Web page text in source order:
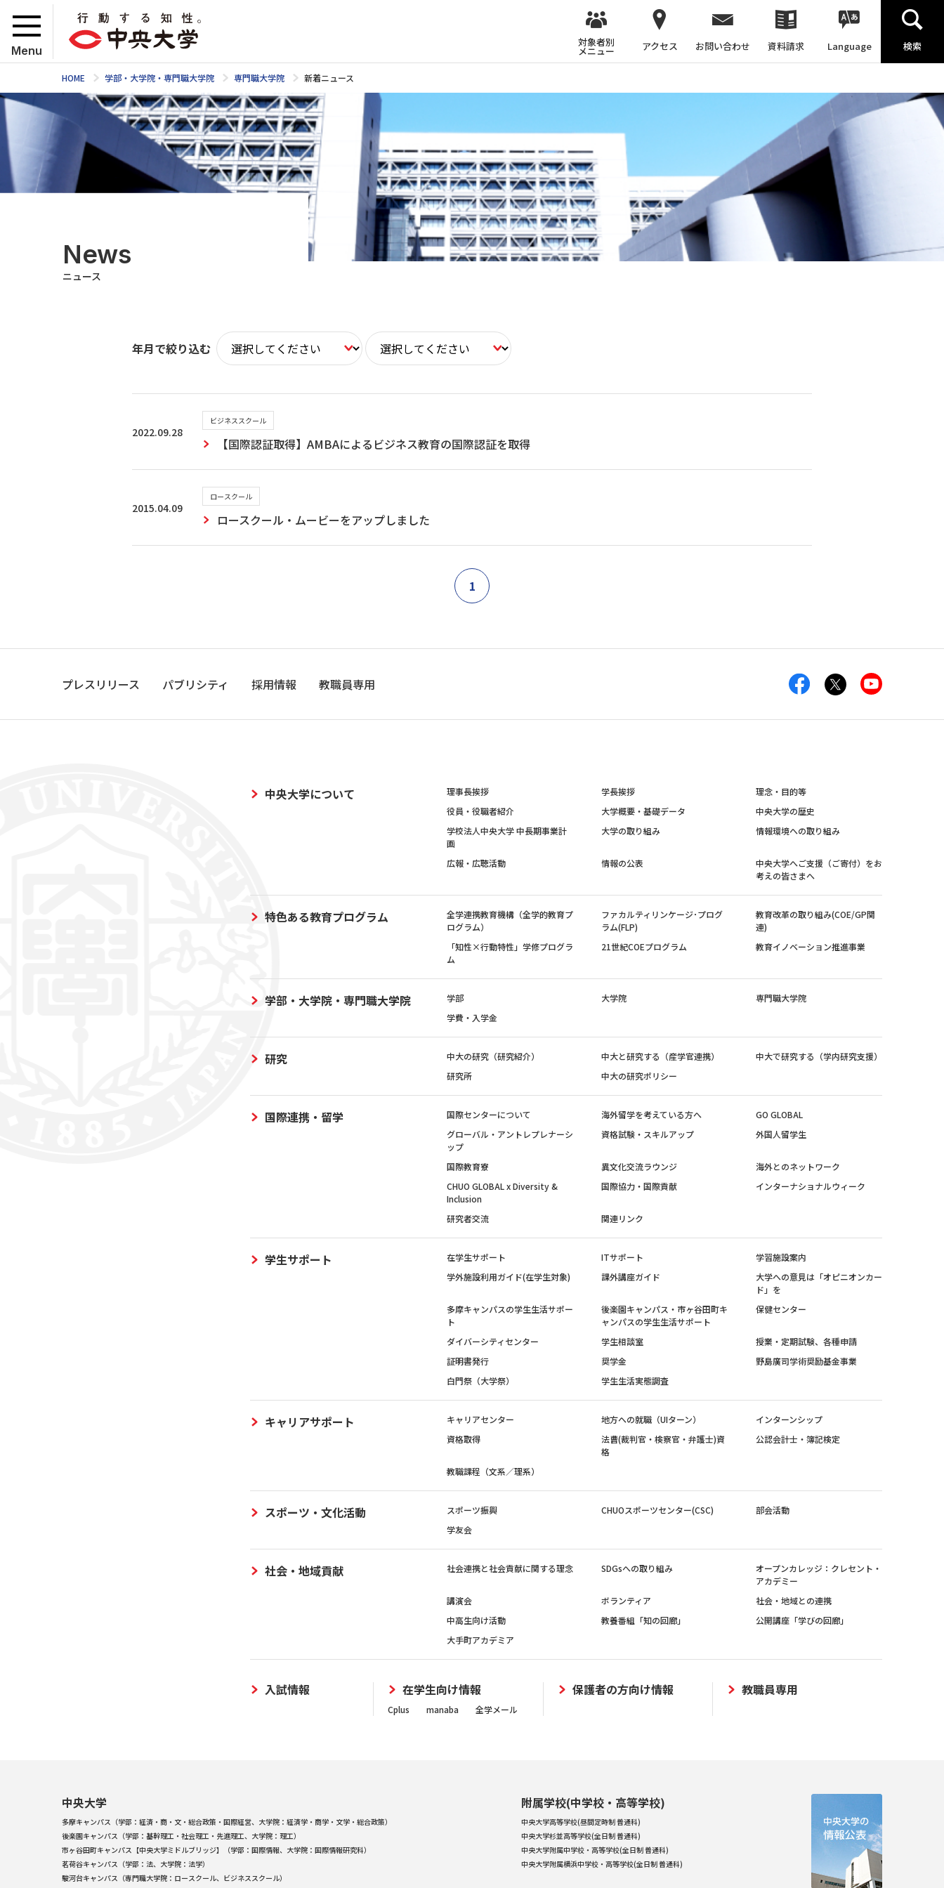
Menu
対象者別
メニュー アクセス お問い合わせ 資料請求 Language 検索
HOME 学部・大学院・専門職大学院 専門職大学院 新着ニュース
News
ニュース
年月で絞り込む
2022.09.28
ビジネススクール
【国際認証取得】AMBAによるビジネス教育の国際認証を取得
2015.04.09
ロースクール
ロースクール・ムービーをアップしました
1
プレスリリース パブリシティ 採用情報 教職員専用
中央大学について 理事長挨拶 学長挨拶
理念・目的等
役員・役職者紹介
大学概要・基礎データ
中央大学の歴史
学校法人中央大学 中長期事業計
画
大学の取り組み 情報環境への取り組み
広報・広聴活動 情報の公表
中央大学へご支援（ご寄付）をお
考えの皆さまへ
特色ある教育プログラム
全学連携教育機構（全学的教育プ
ログラム）
ファカルティリンケージ･プログ
ラム(FLP)
教育改革の取り組み(COE/GP関
連)
「知性×行動特性」学修プログラ
ム
21世紀COEプログラム 教育イノベーション推進事業
学部・大学院・専門職大学院 学部 大学院
専門職大学院
学費・入学金
研究 中大の研究（研究紹介） 中大と研究する（産学官連携）
中大で研究する（学内研究支援）
研究所
中大の研究ポリシー
国際連携・留学 国際センターについて 海外留学を考えている方へ
GO GLOBAL
グローバル・アントレプレナーシ
ップ
資格試験・スキルアップ 外国人留学生
国際教育寮 異文化交流ラウンジ
海外とのネットワーク
CHUO GLOBAL x Diversity &
Inclusion
国際協力・国際貢献 インターナショナルウィーク
研究者交流 関連リンク
学生サポート 在学生サポート ITサポート
学習施設案内
学外施設利用ガイド(在学生対象)
課外講座ガイド
大学への意見は「オピニオンカー
ド」を
多摩キャンパスの学生生活サポー
ト
後楽園キャンパス・市ヶ谷田町キ
ャンパスの学生生活サポート
保健センター
ダイバーシティセンター 学生相談室
授業・定期試験、各種申請
証明書発行
奨学金
野島廣司学術奨励基金事業
白門祭（大学祭）
学生生活実態調査
キャリアサポート キャリアセンター 地方への就職（UIターン）
インターンシップ
資格取得
法曹(裁判官・検察官・弁護士)資
格
公認会計士・簿記検定
教職課程（文系／理系）
スポーツ・文化活動 スポーツ振興 CHUOスポーツセンター(CSC)
部会活動
学友会
社会・地域貢献 社会連携と社会貢献に関する理念 SDGsへの取り組み
オープンカレッジ：クレセント・
アカデミー
講演会
ボランティア
社会・地域との連携
中高生向け活動
教養番組「知の回廊」
公開講座「学びの回廊」
大手町アカデミア
入試情報 在学生向け情報
Cplus manaba 全学メール
保護者の方向け情報 教職員専用
中央大学
多摩キャンパス（学部：経済・商・文・総合政策・国際経営、大学院：経済学・商学・文学・総合政策）
後楽園キャンパス（学部：基幹理工・社会理工・先進理工、大学院：理工）
市ヶ谷田町キャンパス【中央大学ミドルブリッジ】（学部：国際情報、大学院：国際情報研究科）
茗荷谷キャンパス（学部：法、大学院：法学）
駿河台キャンパス（専門職大学院：ロースクール、ビジネススクール）
附属学校(中学校・高等学校)
中央大学高等学校(昼間定時制 普通科)
中央大学杉並高等学校(全日制 普通科)
中央大学附属中学校・高等学校(全日制 普通科)
中央大学附属横浜中学校・高等学校(全日制 普通科)